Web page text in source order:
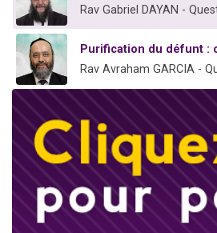
Rav Gabriel DAYAN -
Purification du défunt :
Rav Avraham GARCIA -